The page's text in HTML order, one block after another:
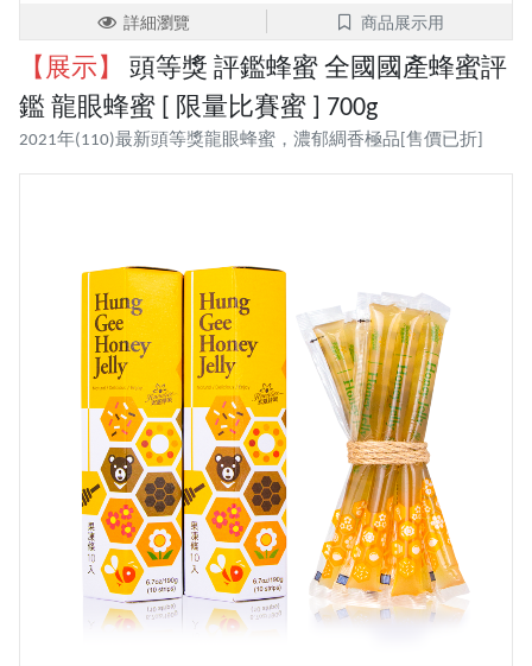
詳細瀏覽 商品展示用
【展示】
頭等獎 評鑑蜂蜜 全國國產蜂蜜評
鑑 龍眼蜂蜜 [ 限量比賽蜜 ] 700g
2021年(110)最新頭等獎龍眼蜂蜜，濃郁綢香極品[售價已折]